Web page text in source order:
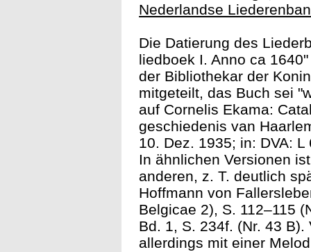
Nederlandse
Die Datierung des
liedboek I. Anno ca
der Bibliothekar der
mitgeteilt, das Buch sei
auf Cornelis Ekama:
geschiedenis van
10. Dez. 1935; in: DVA: L
In ähnlichen Versionen
anderen, z. T. deutlich
Hoffmann von
Belgicae 2), S. 112–115
Bd. 1, S. 234f. (Nr. 43
allerdings mit einer